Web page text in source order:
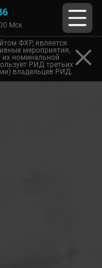
Мск
ФХР, является
мероприятия,
их номинальной
РИД третьих
владельцев РИД.